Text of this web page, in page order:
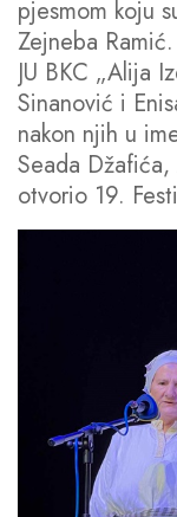
pjesmom koju
Zejneba
JU BKC „Alija
Sinanović i
nakon njih u
Seada
otvorio 19.